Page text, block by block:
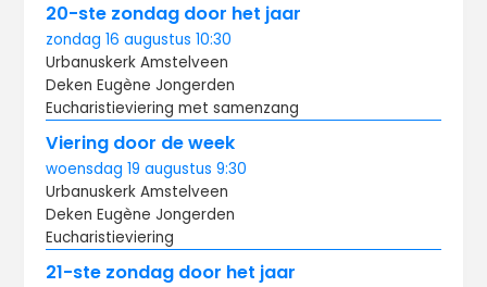
20-ste zondag door het jaar
zondag 16 augustus10:30
Urbanuskerk Amstelveen
Deken Eugène Jongerden
Eucharistieviering met samenzang
Viering door de week
woensdag 19 augustus9:30
Urbanuskerk Amstelveen
Deken Eugène Jongerden
Eucharistieviering
21-ste zondag door het jaar